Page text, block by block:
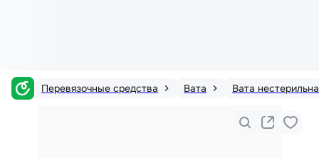
Перевязочные средства Вата Вата